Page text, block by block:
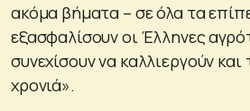
ακόμα βήματα – σε όλα τα
εξασφαλίσουν οι Έλληνες
συνεχίσουν να καλλιεργούν
χρονιά».